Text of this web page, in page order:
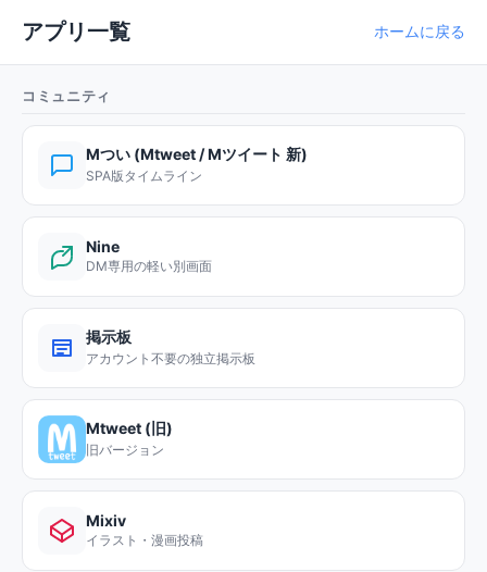
アプリ一覧 ホームに戻る
コミュニティ
Mつい (Mtweet / Mツイート 新)
SPA版タイムライン
Nine
DM専用の軽い別画面
掲示板
アカウント不要の独立掲示板
Mtweet (旧)
旧バージョン
Mixiv
イラスト・漫画投稿